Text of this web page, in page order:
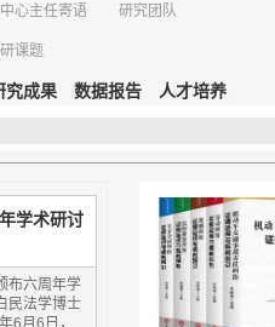
中心主任寄语 研究团队
课题
究成果 数据报告 人才培养
学术研讨
布六周年学
民法学博士
6月6日，